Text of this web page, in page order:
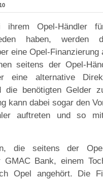
ihrem Opel-Händler
haben, werden
eine Opel-
seitens der Opel-
eine alternative
die benötigten Gelder
kann dabei sogar den
auftreten und so
die seitens der
Bank, einem
Opel angehört. Die